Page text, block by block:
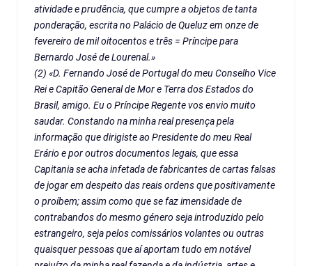
atividade e prudência, que cumpre a objetos de tanta
ponderação, escrita no Palácio de Queluz em onze de
fevereiro de mil oitocentos e três = Príncipe para
Bernardo José de Lourenal.»
(2) «D. Fernando José de Portugal do meu Conselho Vice
Rei e Capitão General de Mor e Terra dos Estados do
Brasil, amigo. Eu o Príncipe Regente vos envio muito
saudar. Constando na minha real presença pela
informação que dirigiste ao Presidente do meu Real
Erário e por outros documentos legais, que essa
Capitania se acha infetada de fabricantes de cartas falsas
de jogar em despeito das reais ordens que positivamente
o proíbem; assim como que se faz imensidade de
contrabandos do mesmo género seja introduzido pelo
estrangeiro, seja pelos comissários volantes ou outras
quaisquer pessoas que aí aportam tudo em notável